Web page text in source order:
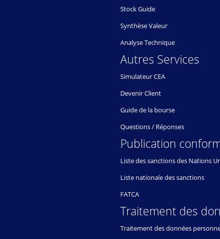
Stock Guide
Synthèse Valeur
Analyse Technique
Autres Services
Simulateur CEA
Devenir Client
Guide de la bourse
Questions / Réponses
Publication
Liste des sanctions des Nations
Liste nationale des sanctions
FATCA
Traitement des
Traitement des données